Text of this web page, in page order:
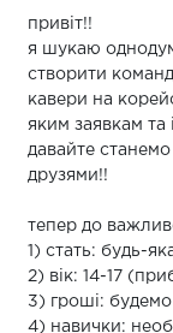
привіт!!
я шукаю
створити
кавери на
яким заявкам та
давайте
друзями!!
тепер до
1) стать: будь-
2) вік: 14-17
3) гроші:
4) навички: